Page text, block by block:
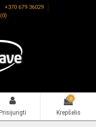
+370 679 36029
0)
Prisijungti
0
Krepšelis